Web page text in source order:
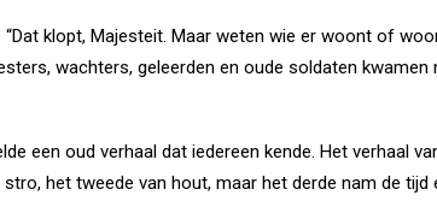
klopt, Majesteit. Maar weten wie er woont of
wachters, geleerden en oude soldaten
een oud verhaal dat iedereen kende. Het verhaal
het tweede van hout, maar het derde nam de